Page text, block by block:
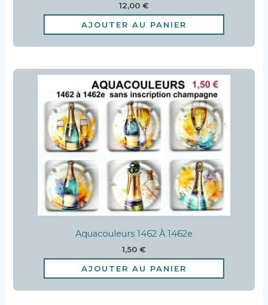
12,00 €
AJOUTER AU PANIER
Aquacouleurs 1462 À 1462e
1,50 €
AJOUTER AU PANIER